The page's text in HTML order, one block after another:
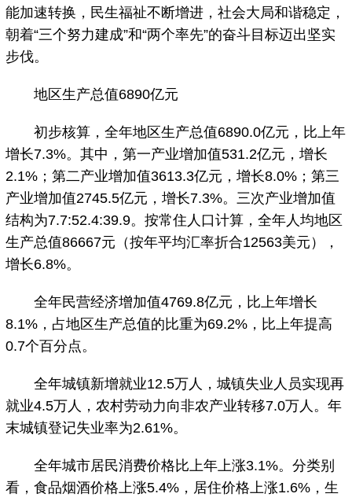
能加速转换，民生福祉不断增进，社会大局和谐稳定，
朝着“三个努力建成”和“两个率先”的奋斗目标迈出坚实
步伐。
地区生产总值6890亿元
初步核算，全年地区生产总值6890.0亿元，比上年
增长7.3%。其中，第一产业增加值531.2亿元，增长
2.1%；第二产业增加值3613.3亿元，增长8.0%；第三
产业增加值2745.5亿元，增长7.3%。三次产业增加值
结构为7.7:52.4:39.9。按常住人口计算，全年人均地区
生产总值86667元（按年平均汇率折合12563美元），
增长6.8%。
全年民营经济增加值4769.8亿元，比上年增长
8.1%，占地区生产总值的比重为69.2%，比上年提高
0.7个百分点。
全年城镇新增就业12.5万人，城镇失业人员实现再
就业4.5万人，农村劳动力向非农产业转移7.0万人。年
末城镇登记失业率为2.61%。
全年城市居民消费价格比上年上涨3.1%。分类别
看，食品烟酒价格上涨5.4%，居住价格上涨1.6%，生